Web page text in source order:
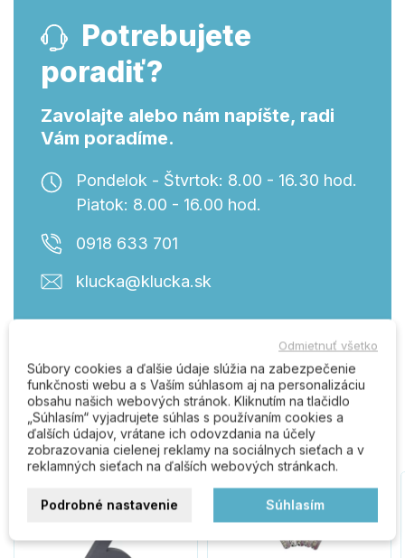
Potrebujete
poradiť?
Zavolajte alebo nám napíšte, radi
Vám poradíme.
Pondelok - Štvrtok: 8.00 - 16.30 hod.
Piatok: 8.00 - 16.00 hod.
0918 633 701
klucka@klucka.sk
Zákazníci, ktorí kúpili tento
produkt, kúpili tiež:
Odmietnuť všetko
Súbory cookies a ďalšie údaje slúžia na zabezpečenie
funkčnosti webu a s Vaším súhlasom aj na personalizáciu
obsahu našich webových stránok. Kliknutím na tlačidlo
„Súhlasím“ vyjadrujete súhlas s používaním cookies a
ďalších údajov, vrátane ich odovzdania na účely
zobrazovania cielenej reklamy na sociálnych sieťach a v
reklamných sieťach na ďalších webových stránkach.
Podrobné nastavenie Súhlasím